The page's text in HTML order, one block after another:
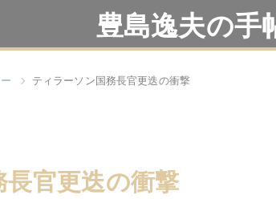
豊島逸夫の手
ティラーソン国務長官更迭の衝撃
官更迭の衝撃